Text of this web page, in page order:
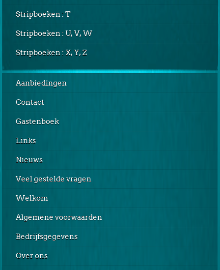
Stripboeken : T
Stripboeken : U, V, W
Stripboeken : X, Y, Z
Aanbiedingen
Contact
Gastenboek
Links
Nieuws
Veel gestelde vragen
Welkom
Algemene voorwaarden
Bedrijfsgegevens
Over ons